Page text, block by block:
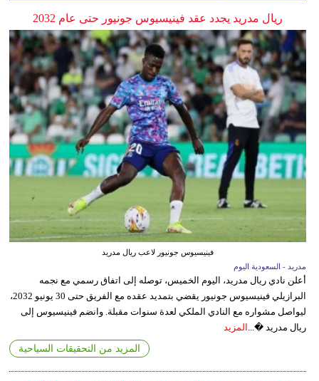
ريال مدريد يجدد عقد فينيسيوس جونيور حتى عام 2032
فينيسيوس جونيور لاعب ريال مدريد
مدريد - السعودية اليوم
أعلن نادي ريال مدريد، اليوم الخميس، توصله إلى اتفاق رسمي مع نجمه
البرازيلي فينيسيوس جونيور يقضي بتمديد عقده مع الفريق حتى 30 يونيو 2032،
ليواصل مشواره مع النادي الملكي لعدة سنوات مقبلة. وانضم فينيسيوس إلى
ريال مدريد �...
المزيد
المزيد من التحقيقات السياحية